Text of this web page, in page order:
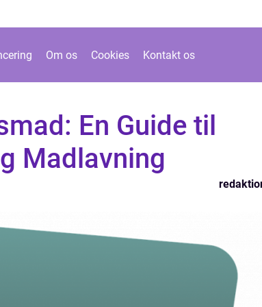
Om os Cookies Kontakt os
En Guide til
Madlavning